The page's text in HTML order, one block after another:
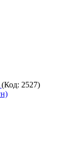
(Код: 2527)